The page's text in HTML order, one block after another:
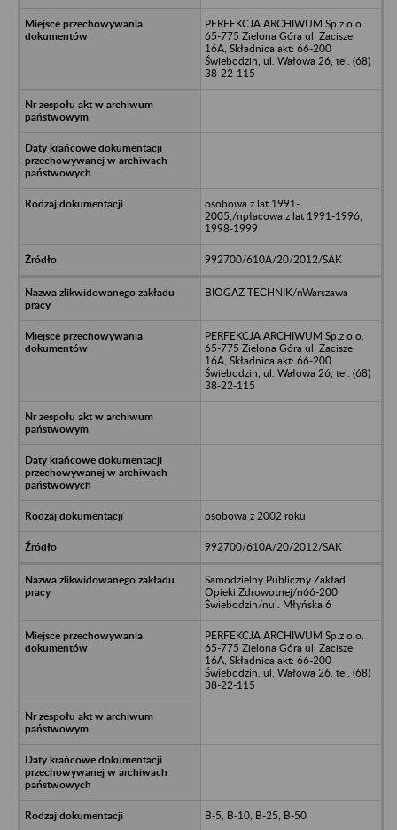
PERFEKCJA ARCHIWUM Sp.z o.o.
65-775 Zielona Góra ul. Zacisze
16A, Składnica akt: 66-200
Świebodzin, ul. Wałowa 26, tel. (68)
38-22-115
osobowa z lat 1991-
2005,/npłacowa z lat 1991-1996,
1998-1999
992700/610A/20/2012/SAK
BIOGAZ TECHNIK/nWarszawa
PERFEKCJA ARCHIWUM Sp.z o.o.
65-775 Zielona Góra ul. Zacisze
16A, Składnica akt: 66-200
Świebodzin, ul. Wałowa 26, tel. (68)
38-22-115
osobowa z 2002 roku
992700/610A/20/2012/SAK
Samodzielny Publiczny Zakład
Opieki Zdrowotnej/n66-200
Świebodzin/nul. Młyńska 6
PERFEKCJA ARCHIWUM Sp.z o.o.
65-775 Zielona Góra ul. Zacisze
16A, Składnica akt: 66-200
Świebodzin, ul. Wałowa 26, tel. (68)
38-22-115
B-5, B-10, B-25, B-50